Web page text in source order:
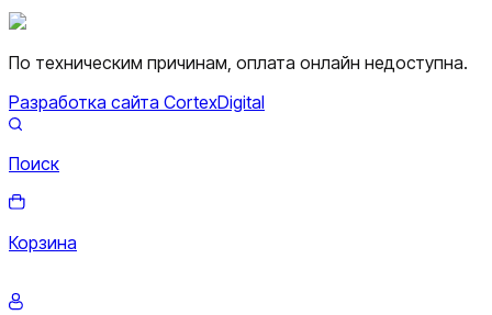
По техническим причинам, оплата онлайн недоступна.
Разработка сайта CortexDigital
Поиск
Корзина